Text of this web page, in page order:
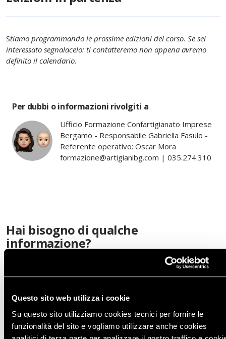
Questo sito web utilizza i cookie
Su questo sito utilizziamo cookies tecnici per fornire le
funzionalità del sito e vogliamo utilizzare anche cookies
Stiamo programmando le prossime edizioni del corso. Se sei
interessato segnalacelo: ti contatteremo non appena avremo
definito il calendario.
Per dubbi o informazioni rivolgiti a
Ufficio Formazione Confartigianato Imprese
Bergamo - Responsabile Gabriella Fasulo -
Referente operativo: Oscar Mora
formazione@artigianibg.com | 035.274.310
Hai bisogno di qualche
informazione?